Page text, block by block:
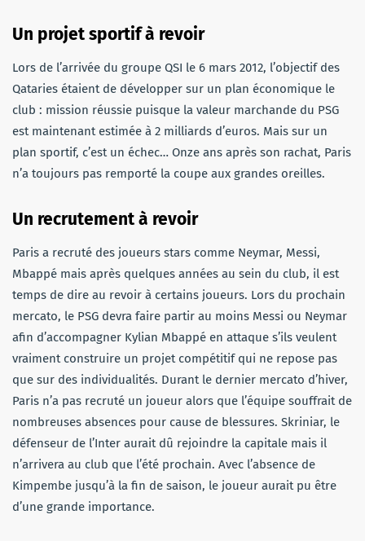
Un projet sportif à revoir
Lors de l’arrivée du groupe QSI le 6 mars 2012, l’objectif des
Qataries étaient de développer sur un plan économique le
club : mission réussie puisque la valeur marchande du PSG
est maintenant estimée à 2 milliards d’euros. Mais sur un
plan sportif, c’est un échec… Onze ans après son rachat, Paris
n’a toujours pas remporté la coupe aux grandes oreilles.
Un recrutement à revoir
Paris a recruté des joueurs stars comme Neymar, Messi,
Mbappé mais après quelques années au sein du club, il est
temps de dire au revoir à certains joueurs. Lors du prochain
mercato, le PSG devra faire partir au moins Messi ou Neymar
afin d’accompagner Kylian Mbappé en attaque s’ils veulent
vraiment construire un projet compétitif qui ne repose pas
que sur des individualités. Durant le dernier mercato d’hiver,
Paris n’a pas recruté un joueur alors que l’équipe souffrait de
nombreuses absences pour cause de blessures. Skriniar, le
défenseur de l’Inter aurait dû rejoindre la capitale mais il
n’arrivera au club que l’été prochain. Avec l’absence de
Kimpembe jusqu’à la fin de saison, le joueur aurait pu être
d’une grande importance.